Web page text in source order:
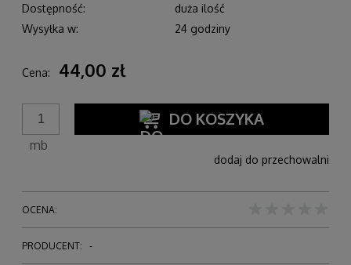
Dostępność:
duża ilość
Wysyłka w:
24 godziny
Cena: 44,00 zł
mb
DO KOSZYKA
dodaj do przechowalni
OCENA:
PRODUCENT: -